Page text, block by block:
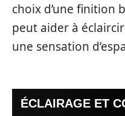
choix d’une finition
peut aider à
une sensation
ÉCLAIRAGE ET